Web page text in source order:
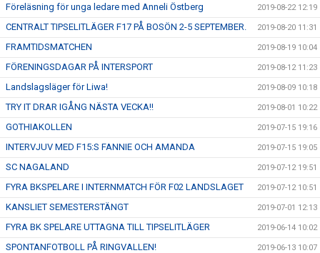
Föreläsning för unga ledare med Anneli Östberg 2019-08-22 12:19
CENTRALT TIPSELITLÄGER F17 PÅ BOSÖN 2-5 SEPTEMBER. 2019-08-20 11:31
FRAMTIDSMATCHEN 2019-08-19 10:04
FÖRENINGSDAGAR PÅ INTERSPORT 2019-08-12 11:23
Landslagsläger för Liwa! 2019-08-09 10:18
TRY IT DRAR IGÅNG NÄSTA VECKA!! 2019-08-01 10:22
GOTHIAKOLLEN 2019-07-15 19:16
INTERVJUV MED F15:S FANNIE OCH AMANDA 2019-07-15 19:05
SC NAGALAND 2019-07-12 19:51
FYRA BKSPELARE I INTERNMATCH FÖR F02 LANDSLAGET 2019-07-12 10:51
KANSLIET SEMESTERSTÄNGT 2019-07-01 12:13
FYRA BK SPELARE UTTAGNA TILL TIPSELITLÄGER 2019-06-14 10:02
SPONTANFOTBOLL PÅ RINGVALLEN! 2019-06-13 10:07